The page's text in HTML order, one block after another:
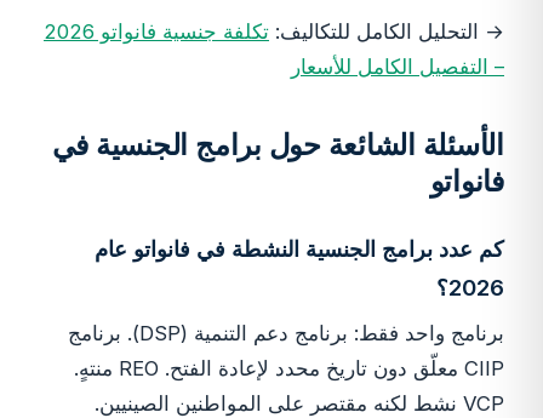
→ التحليل الكامل للتكاليف:
تكلفة جنسية فانواتو 2026
– التفصيل الكامل للأسعار
الأسئلة الشائعة حول برامج الجنسية في
فانواتو
كم عدد برامج الجنسية النشطة في فانواتو عام
2026؟
برنامج واحد فقط: برنامج دعم التنمية (DSP). برنامج
CIIP معلّق دون تاريخ محدد لإعادة الفتح. REO منتهٍ.
VCP نشط لكنه مقتصر على المواطنين الصينيين.